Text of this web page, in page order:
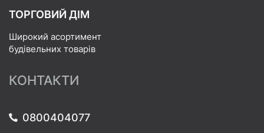
ТОРГОВИЙ ДІМ
Широкий асортимент
будівельних товарів
КОНТАКТИ
0800404077